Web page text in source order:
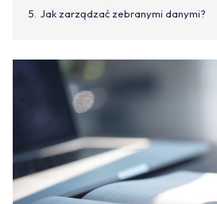
Jak zarządzać zebranymi danymi?